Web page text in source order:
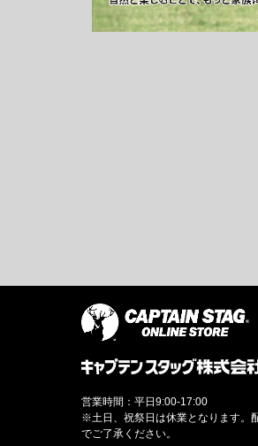
営業時間：平日9:00-17:00
※土日、祝祭日は休業となります。
でご了承ください。